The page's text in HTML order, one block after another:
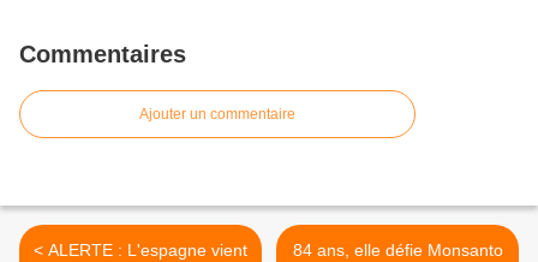
Commentaires
Ajouter un commentaire
< ALERTE : L'espagne vient
84 ans, elle défie Monsanto